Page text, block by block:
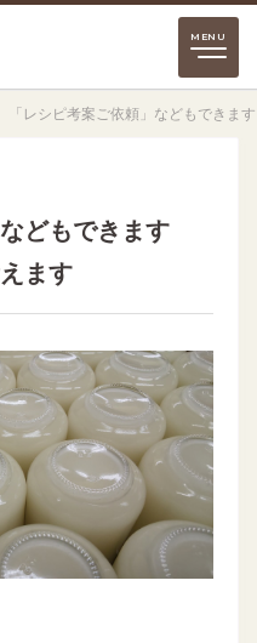
「レシピ考案ご依頼」などもでき
どもできます
ます